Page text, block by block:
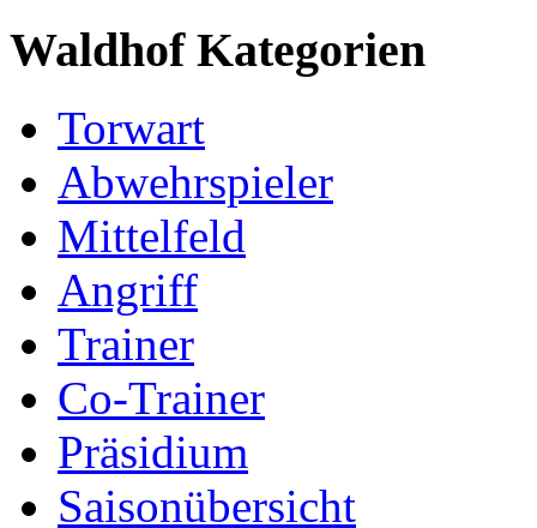
Waldhof Kategorien
Torwart
Abwehrspieler
Mittelfeld
Angriff
Trainer
Co-Trainer
Präsidium
Saisonübersicht